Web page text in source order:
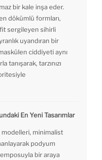
bir kale inşa eder.
dökümlü formları,
sergileyen sihirli
uyandıran bir
ciddiyeti aynı
tanışarak, tarzınızı
En Yeni Tasarımlar
modelleri, minimalist
podyum
bir araya